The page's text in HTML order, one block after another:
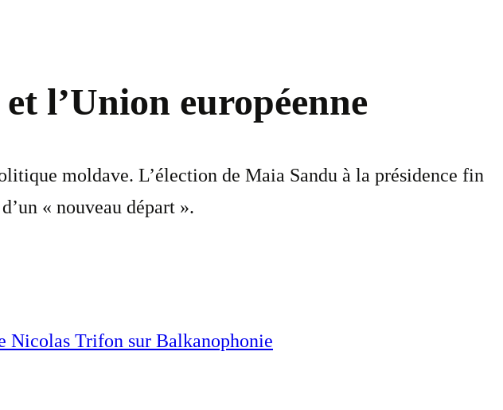
l’Union européenne
moldave. L’élection de Maia Sandu à la présidence fin
« nouveau départ ».
Nicolas Trifon sur Balkanophonie